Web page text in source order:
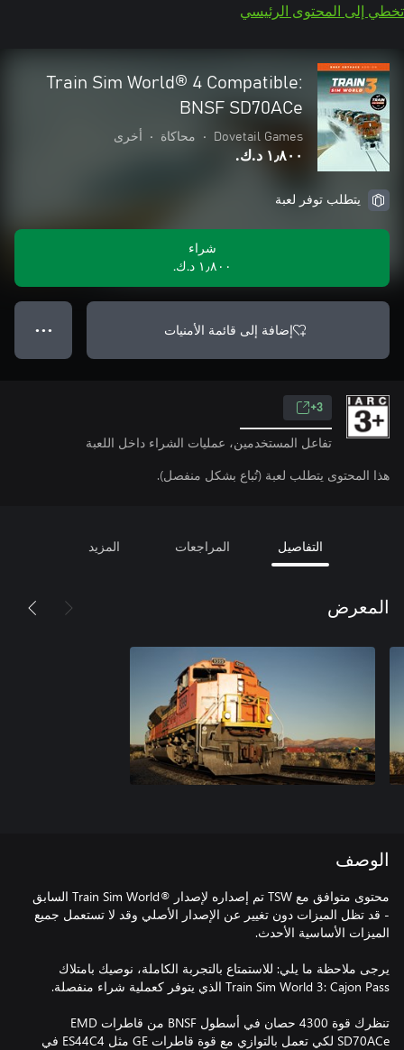
تخطي إلى المحتوى الرئيسي
Train Sim World® 4 Compatible:
BNSF SD70ACe
Dovetail Games
• محاكاة • أخرى
١٫٨٠٠ د.ك.‏
يتطلب توفر لعبة
شراء
١٫٨٠٠ د.ك.‏
إضافة إلى قائمة الأمنيات ● ● ●
3+
تفاعل المستخدمين، عمليات الشراء داخل اللعبة
هذا المحتوى يتطلب لعبة (تُباع بشكل منفصل).
التفاصيل المراجعات المزيد
المعرض
الوصف
محتوى متوافق مع TSW تم إصداره لإصدار ®Train Sim World السابق
- قد تظل الميزات دون تغيير عن الإصدار الأصلي وقد لا تستعمل جميع
يرجى ملاحظة ما يلي: للاستمتاع بالتجربة الكاملة، نوصيك بامتلاك
تنظرك قوة 4300 حصان في أسطول BNSF من قاطرات EMD
SD70ACe لكي تعمل بالتوازي مع قوة قاطرات GE مثل ES44C4 في